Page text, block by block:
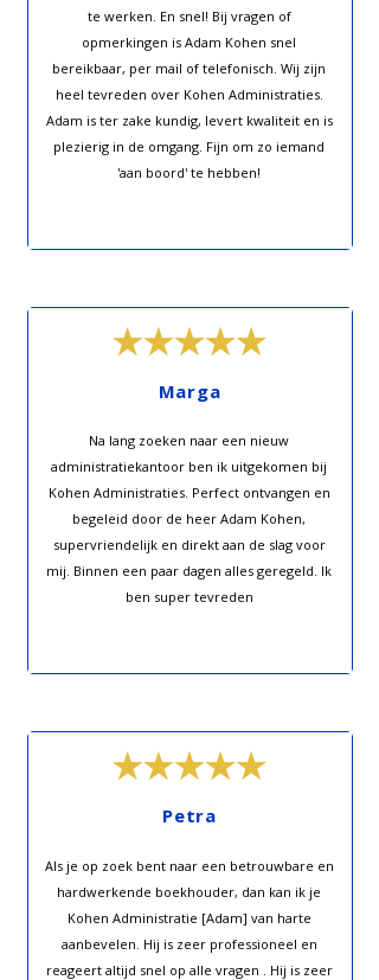
te werken. En snel! Bij vragen of
opmerkingen is Adam Kohen snel
bereikbaar, per mail of telefonisch. Wij zijn
heel tevreden over Kohen Administraties.
Adam is ter zake kundig, levert kwaliteit en is
plezierig in de omgang. Fijn om zo iemand
'aan boord' te hebben!
Marga
Na lang zoeken naar een nieuw
administratiekantoor ben ik uitgekomen bij
Kohen Administraties. Perfect ontvangen en
begeleid door de heer Adam Kohen,
supervriendelijk en direkt aan de slag voor
mij. Binnen een paar dagen alles geregeld. Ik
ben super tevreden
Petra
Als je op zoek bent naar een betrouwbare en
hardwerkende boekhouder, dan kan ik je
Kohen Administratie [Adam] van harte
aanbevelen. Hij is zeer professioneel en
reageert altijd snel op alle vragen . Hij is zeer